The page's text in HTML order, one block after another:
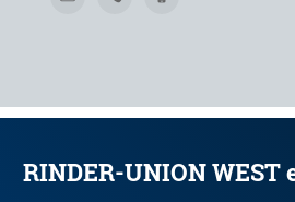
RINDER-UNION WEST